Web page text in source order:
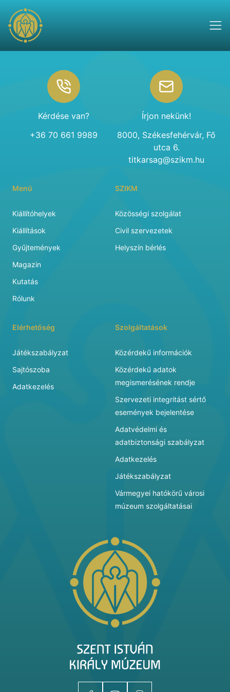
Kérdése van?
+36 70 661 9989
Írjon nekünk!
8000, Székesfehérvár, Fő
utca 6.
titkarsag@szikm.hu
Menü
Kiállítóhelyek
Kiállítások
Gyűjtemények
Magazin
Kutatás
Rólunk
SZIKM
Közösségi szolgálat
Civil szervezetek
Helyszín bérlés
Elérhetőség
Játékszabályzat
Sajtószoba
Adatkezelés
Szolgáltatások
Közérdekű információk
Közérdekű adatok
megismerésének rendje
Szervezeti integritást sértő
események bejelentése
Adatvédelmi és
adatbiztonsági szabályzat
Adatkezelés
Játékszabályzat
Vármegyei hatókörű városi
múzeum szolgáltatásai